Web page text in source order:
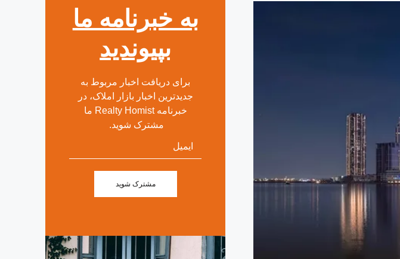
به خبرنامه ما
بپیوندید
برای دریافت اخبار مربوط به
جدیدترین اخبار بازار املاک، در
خبرنامه Realty Homist ما
مشترک شوید.
مشترک شوید